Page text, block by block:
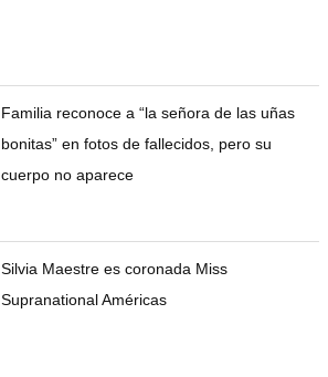
Familia reconoce a “la señora de las uñas
bonitas” en fotos de fallecidos, pero su
cuerpo no aparece
Silvia Maestre es coronada Miss
Supranational Américas